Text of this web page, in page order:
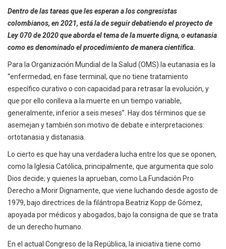
Dentro de las tareas que les esperan a los congresistas
colombianos, en 2021, está la de seguir debatiendo el proyecto de
Ley 070 de 2020 que aborda el tema de la muerte digna, o eutanasia
como es denominado el procedimiento de manera científica.
Para la Organización Mundial de la Salud (OMS) la eutanasia es la
“enfermedad, en fase terminal, que no tiene tratamiento
específico curativo o con capacidad para retrasar la evolución, y
que por ello conlleva a la muerte en un tiempo variable,
generalmente, inferior a seis meses”. Hay dos términos que se
asemejan y también son motivo de debate e interpretaciones:
ortotanasia y distanasia.
Lo cierto es que hay una verdadera lucha entre los que se oponen,
como la Iglesia Católica, principalmente, que argumenta que solo
Dios decide; y quienes la aprueban, como La Fundación Pro
Derecho a Morir Dignamente, que viene luchando desde agosto de
1979, bajo directrices de la filántropa Beatriz Kopp de Gómez,
apoyada por médicos y abogados, bajo la consigna de que se trata
de un derecho humano.
En el actual Congreso de la República, la iniciativa tiene como